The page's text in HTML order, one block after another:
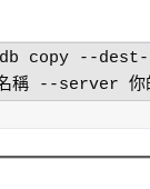
copy --dest-